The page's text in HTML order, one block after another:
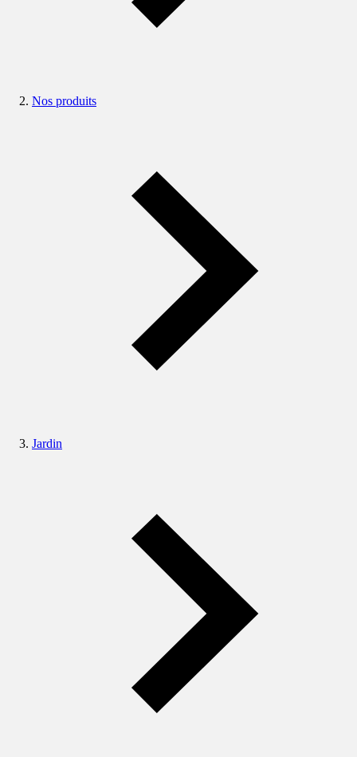
Nos produits
Jardin